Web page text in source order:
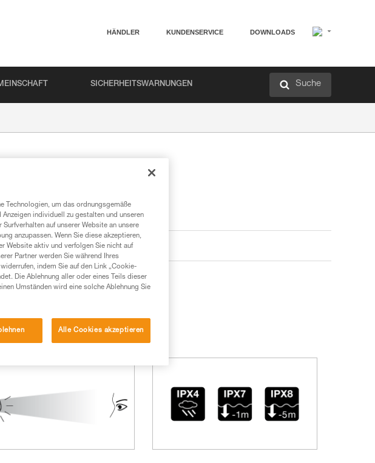
HÄNDLER KUNDENSERVICE DOWNLOADS
SICHERHEITSWARNUNGEN Suche
Technologien, um das ordnungsgemäße
individuell zu gestalten und unseren
auf unserer Website an unsere
anzupassen. Wenn Sie diese akzeptieren,
Website aktiv und verfolgen Sie nicht auf
Partner werden Sie während Ihres
indem Sie auf den Link „Cookie-
Die Ablehnung aller oder eines Teils dieser
Umständen wird eine solche Ablehnung Sie
Alle Cookies akzeptieren